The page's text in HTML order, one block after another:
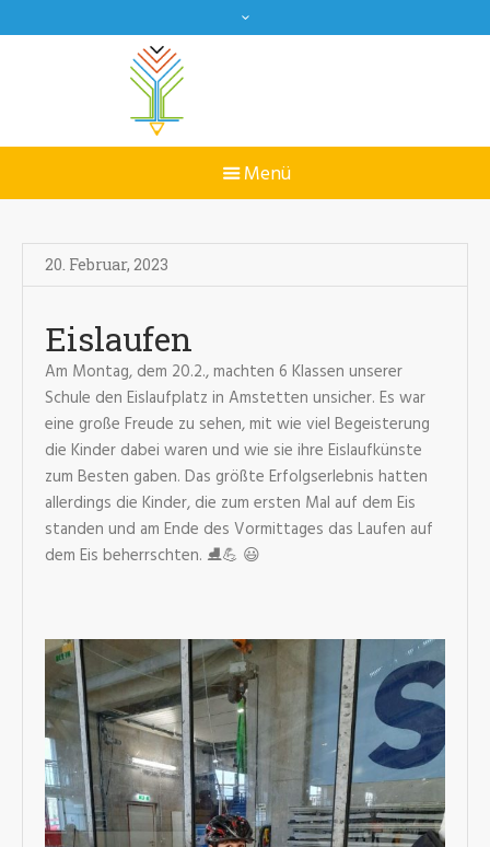
20. Februar, 2023
Eislaufen
Am Montag, dem 20.2., machten 6 Klassen unserer
Schule den Eislaufplatz in Amstetten unsicher. Es war
eine große Freude zu sehen, mit wie viel Begeisterung
die Kinder dabei waren und wie sie ihre Eislaufkünste
zum Besten gaben. Das größte Erfolgserlebnis hatten
allerdings die Kinder, die zum ersten Mal auf dem Eis
standen und am Ende des Vormittages das Laufen auf
dem Eis beherrschten. ⛸️💪 😃